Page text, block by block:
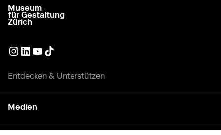
zur Startseite gehen
Museum
für Gestaltung
Zürich
Externer Link
Externer Link
Externer Link
Externer Link
Entdecken & Unterstützen
Medien